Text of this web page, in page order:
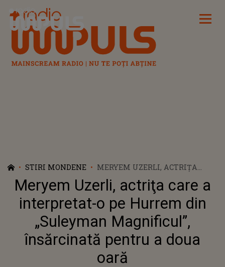
Radio Impuls
STIRI MONDENE
MERYEM UZERLI, ACTRIŢA
CARE A INTERPRETAT-O PE
HURREM DIN „SULEYMAN
MAGNIFICUL”, ÎNSĂRCINATĂ
PENTRU A DOUA OARĂ
Meryem Uzerli, actriţa care a
interpretat-o pe Hurrem din
„Suleyman Magnificul”,
însărcinată pentru a doua
oară